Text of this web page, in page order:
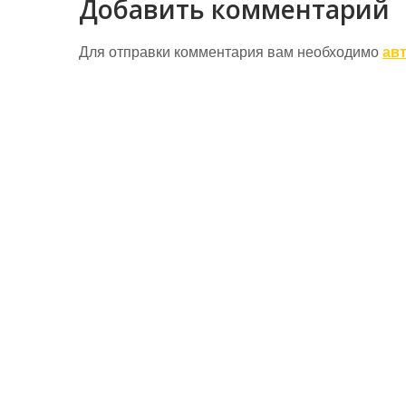
Добавить комментарий
Для отправки комментария вам необходимо